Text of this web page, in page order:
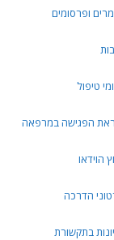
ופרסומים
טיפול
הפגישה במרפאה
הוידאו
הדרכה
בתקשורת